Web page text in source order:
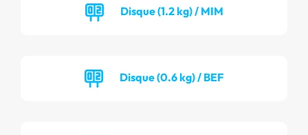
Disque (1.2 kg) / MIM
Disque (0.6 kg) / BEF